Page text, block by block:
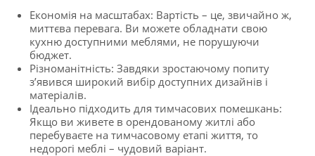
Економія на масштабах: Вартість – це, звичайно ж,
миттєва перевага. Ви можете обладнати свою
кухню доступними меблями, не порушуючи
бюджет.
Різноманітність: Завдяки зростаючому попиту
з’явився широкий вибір доступних дизайнів і
матеріалів.
Ідеально підходить для тимчасових помешкань:
Якщо ви живете в орендованому житлі або
перебуваєте на тимчасовому етапі життя, то
недорогі меблі – чудовий варіант.